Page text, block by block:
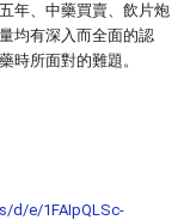
年、中藥買賣、飲片炮
均有深入而全面的認
時所面對的難題。
d/e/1FAIpQLSc-